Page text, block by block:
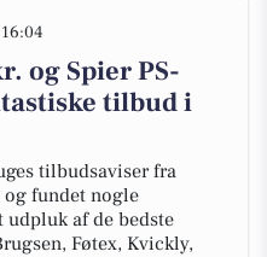
og Spier PS-
tilbud i
tilbudsaviser fra
fundet nogle
af de bedste
Føtex, Kvickly,